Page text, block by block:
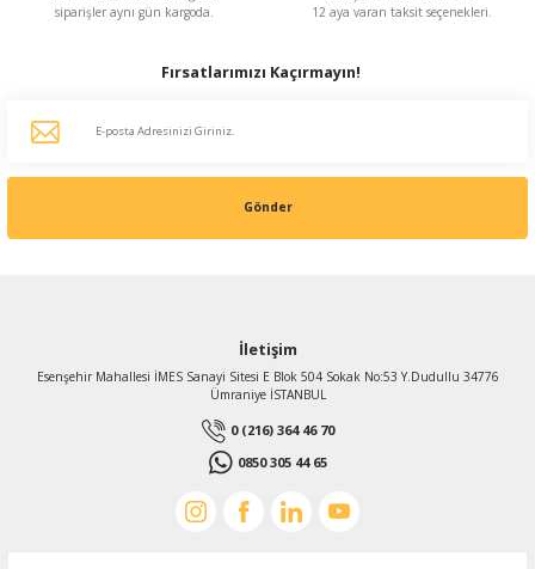
siparişler aynı gün kargoda.
12 aya varan taksit seçenekleri.
Fırsatlarımızı Kaçırmayın!
Gönder
İletişim
Esenşehir Mahallesi İMES Sanayi Sitesi E Blok 504 Sokak No:53 Y.Dudullu 34776
Ümraniye İSTANBUL
0 (216) 364 46 70
0850 305 44 65